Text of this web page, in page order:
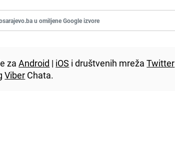
u omiljene Google izvore
zaAndroid | iOS i društvenih mrežaTwitter
Viber Chata.